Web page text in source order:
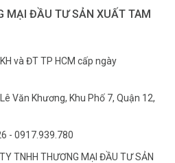
MẠI ĐẦU TƯ SẢN XUẤT TAM
và ĐT TP HCM cấp ngày
Văn Khương, Khu Phố 7, Quận 12,
- 0917.939.780
TNHH THƯƠNG MẠI ĐẦU TƯ SẢN